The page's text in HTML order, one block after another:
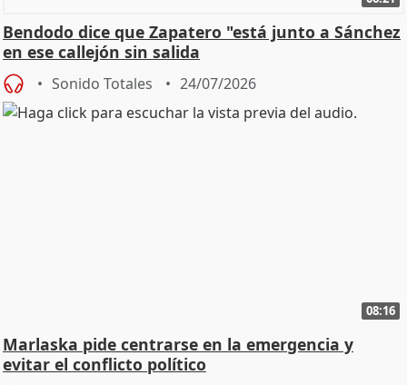
Bendodo dice que Zapatero "está junto a Sánchez
en ese callejón sin salida
Sonido Totales 24/07/2026
08:16
Marlaska pide centrarse en la emergencia y
evitar el conflicto político